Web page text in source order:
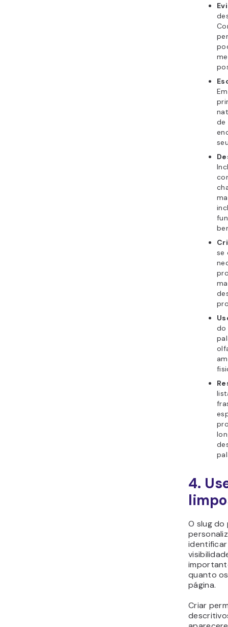
de
se
do
4.
O slug
quanto
página.
Criar